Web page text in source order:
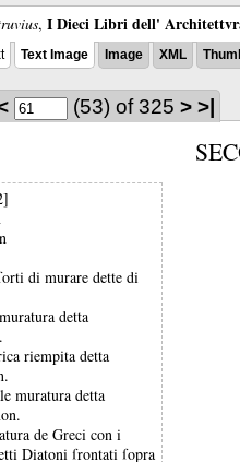
, I Dieci Libri dell'
Text Image Image XML
(53) of 325 > >|
di murare dette di
detta
riempita detta
muratura detta
de Greci con i
Diatoni ſrontati ſopra